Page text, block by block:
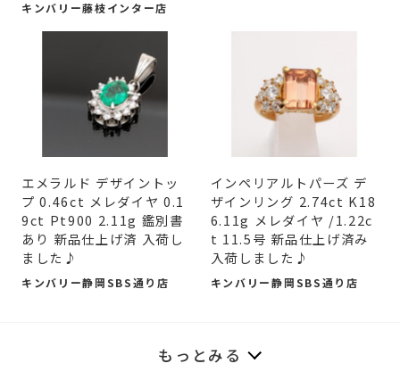
キンバリー藤枝インター店
エメラルド デザイントッ
プ 0.46ct メレダイヤ 0.1
9ct Pt900 2.11g 鑑別書
あり 新品仕上げ済 入荷し
ました♪
キンバリー静岡SBS通り店
インペリアルトパーズ デ
ザインリング 2.74ct K18
6.11g メレダイヤ /1.22c
t 11.5号 新品仕上げ済み
入荷しました♪
キンバリー静岡SBS通り店
もっとみる